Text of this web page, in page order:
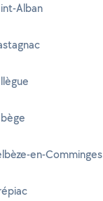
Alban
en-Comminges